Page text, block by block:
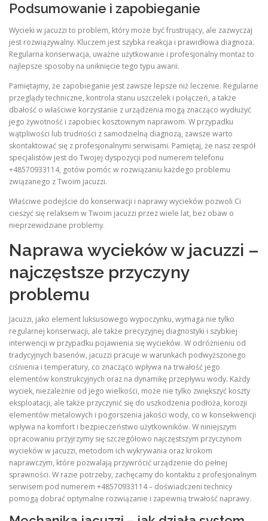
Podsumowanie i zapobieganie
Wycieki w jacuzzi to problem, który może być frustrujący, ale zazwyczaj
jest rozwiązywalny. Kluczem jest szybka reakcja i prawidłowa diagnoza.
Regularna konserwacja, uważne użytkowanie i profesjonalny montaż to
najlepsze sposoby na uniknięcie tego typu awarii.
Pamiętajmy, że zapobieganie jest zawsze lepsze niż leczenie. Regularne
przeglądy techniczne, kontrola stanu uszczelek i połączeń, a także
dbałość o właściwe korzystanie z urządzenia mogą znacząco wydłużyć
jego żywotność i zapobiec kosztownym naprawom. W przypadku
wątpliwości lub trudności z samodzielną diagnozą, zawsze warto
skontaktować się z profesjonalnymi serwisami. Pamiętaj, że nasz zespół
specjalistów jest do Twojej dyspozycji pod numerem telefonu
+48570933114, gotów pomóc w rozwiązaniu każdego problemu
związanego z Twoim jacuzzi.
Właściwe podejście do konserwacji i naprawy wycieków pozwoli Ci
cieszyć się relaksem w Twoim jacuzzi przez wiele lat, bez obaw o
nieprzewidziane problemy.
Naprawa wycieków w jacuzzi –
najczęstsze przyczyny
problemu
Jacuzzi, jako element luksusowego wypoczynku, wymaga nie tylko
regularnej konserwacji, ale także precyzyjnej diagnostyki i szybkiej
interwencji w przypadku pojawienia się wycieków. W odróżnieniu od
tradycyjnych basenów, jacuzzi pracuje w warunkach podwyższonego
ciśnienia i temperatury, co znacząco wpływa na trwałość jego
elementów konstrukcyjnych oraz na dynamikę przepływu wody. Każdy
wyciek, niezależnie od jego wielkości, może nie tylko zwiększyć koszty
eksploatacji, ale także przyczynić się do uszkodzenia podłoża, korozji
elementów metalowych i pogorszenia jakości wody, co w konsekwencji
wpływa na komfort i bezpieczeństwo użytkowników. W niniejszym
opracowaniu przyjrzymy się szczegółowo najczęstszym przyczynom
wycieków w jacuzzi, metodom ich wykrywania oraz krokom
naprawczym, które pozwalają przywrócić urządzenie do pełnej
sprawności. W razie potrzeby, zachęcamy do kontaktu z profesjonalnym
serwisem pod numerem +48570933114 – doświadczeni technicy
pomogą dobrać optymalne rozwiązanie i zapewnią trwałość naprawy.